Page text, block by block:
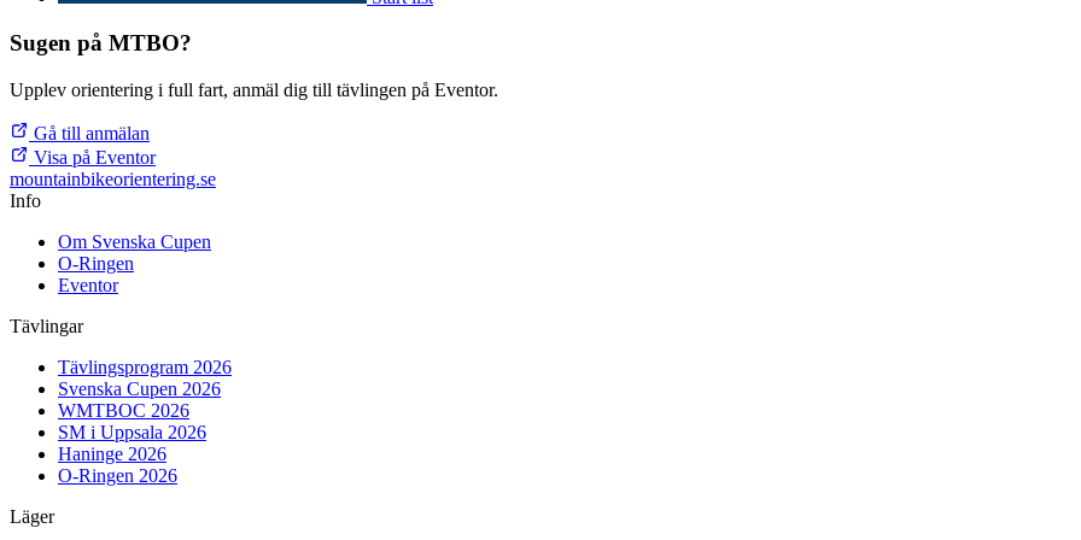
Sugen på MTBO?
Upplev orientering i full fart, anmäl dig till tävlingen på Eventor.
Gå till anmälan
Visa på Eventor
mountainbikeorientering.se
Info
Om Svenska Cupen
O-Ringen
Eventor
Tävlingar
Tävlingsprogram 2026
Svenska Cupen 2026
WMTBOC 2026
SM i Uppsala 2026
Haninge 2026
O-Ringen 2026
Läger